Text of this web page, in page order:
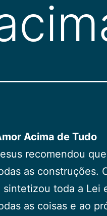
Acima de Tudo
recomendou
as construções.
sintetizou toda a Lei
as coisas e ao